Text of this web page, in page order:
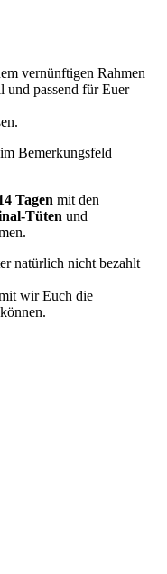
vernünftigen Rahmen
und passend für Euer
Bemerkungsfeld
Tagen mit den
Tüten und
natürlich nicht bezahlt
wir Euch die